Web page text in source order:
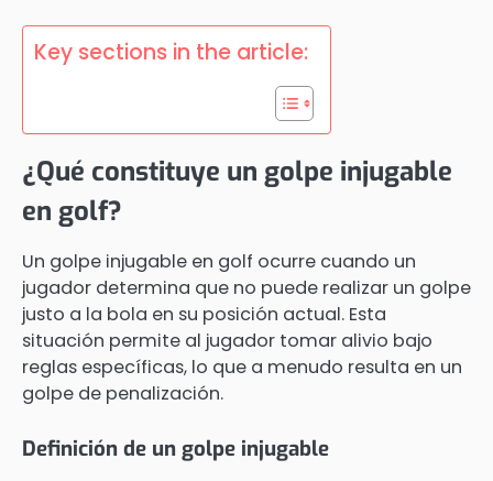
Key sections in the article:
¿Qué constituye un golpe injugable
en golf?
Un golpe injugable en golf ocurre cuando un
jugador determina que no puede realizar un golpe
justo a la bola en su posición actual. Esta
situación permite al jugador tomar alivio bajo
reglas específicas, lo que a menudo resulta en un
golpe de penalización.
Definición de un golpe injugable